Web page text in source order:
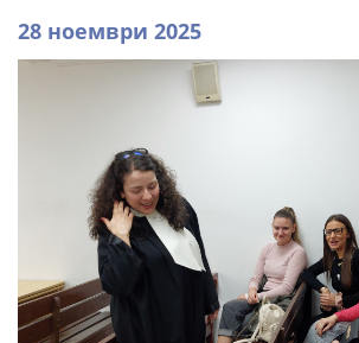
28 ноември 2025